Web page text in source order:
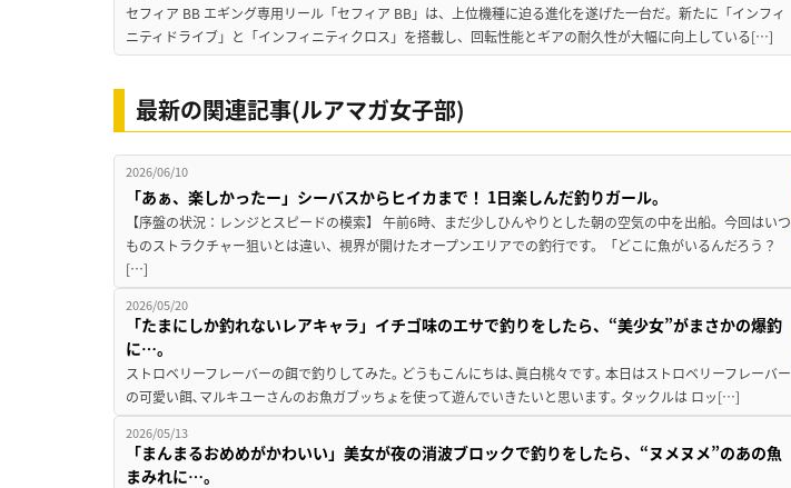
セフィア BB エギング専用リール「セフィア BB」は、上位機種に迫る進化を遂げた一台だ。新たに「インフィ
ニティドライブ」と「インフィニティクロス」を搭載し、回転性能とギアの耐久性が大幅に向上している[…]
最新の関連記事(ルアマガ女子部)
2026/06/10
「あぁ、楽しかったー」シーバスからヒイカまで！ 1日楽しんだ釣りガール。
【序盤の状況：レンジとスピードの模索】 午前6時、まだ少しひんやりとした朝の空気の中を出船。今回はいつ
ものストラクチャー狙いとは違い、視界が開けたオープンエリアでの釣行です。「どこに魚がいるんだろう？
[…]
2026/05/20
「たまにしか釣れないレアキャラ」イチゴ味のエサで釣りをしたら、“美少女”がまさかの爆釣
に…。
ストロベリーフレーバーの餌で釣りしてみた｡ どうもこんにちは､眞白桃々です｡ 本日はストロベリーフレーバー
の可愛い餌､マルキユーさんのお魚ガブッちょを使って遊んでいきたいと思います｡ タックルは ロッ[…]
2026/05/13
「まんまるおめめがかわいい」美女が夜の消波ブロックで釣りをしたら、“ヌメヌメ”のあの魚
まみれに…。